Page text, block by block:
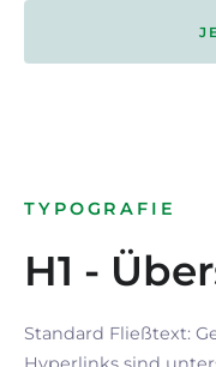
TYPOGRAFIE
H1 -
Standard Fließtext: